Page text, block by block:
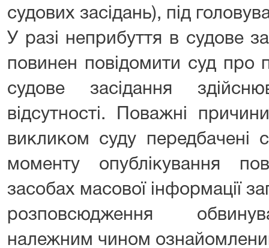
судових засідань), під
У разі неприбуття в судове
повинен повідомити суд про
судове засідання
відсутності. Поважні
викликом суду
моменту опублікування
засобах масової інформації
розповсюдження
належним чином